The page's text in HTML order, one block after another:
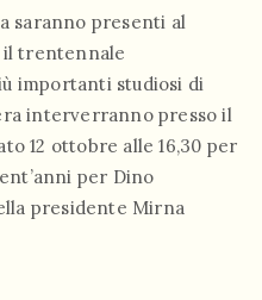
saranno presenti al
il trentennale
importanti studiosi di
interverranno presso il
12 ottobre alle 16,30 per
per Dino
presidente Mirna